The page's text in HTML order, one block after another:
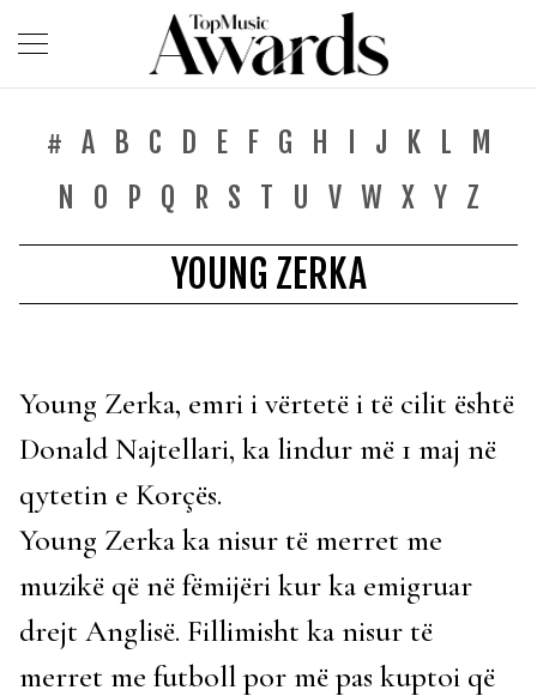
# A B C D E F G H J K L
M
N
O P Q R S T U V W X Y Z
YOUNG ZERKA
Young Zerka, emri i vërtetë i të cilit është
Donald Najtellari, ka lindur më 1 maj në
qytetin e Korçës.
Young Zerka ka nisur të merret me
muzikë që në fëmijëri kur ka emigruar
drejt Anglisë. Fillimisht ka nisur të
merret me futboll por më pas kuptoi që